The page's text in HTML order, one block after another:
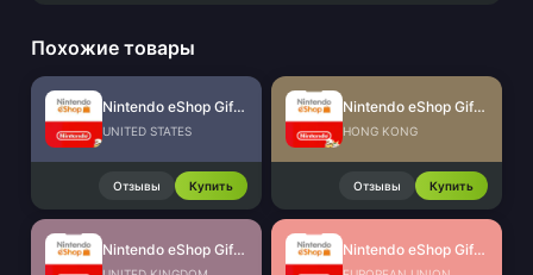
Похожие товары
Nintendo eShop Gift Card (US)
UNITED STATES
Отзывы Купить
Nintendo eShop Gift Card (HK)
HONG KONG
Отзывы Купить
Nintendo eShop Gift Card (UK) Nintendo eShop Gift Card (EU)